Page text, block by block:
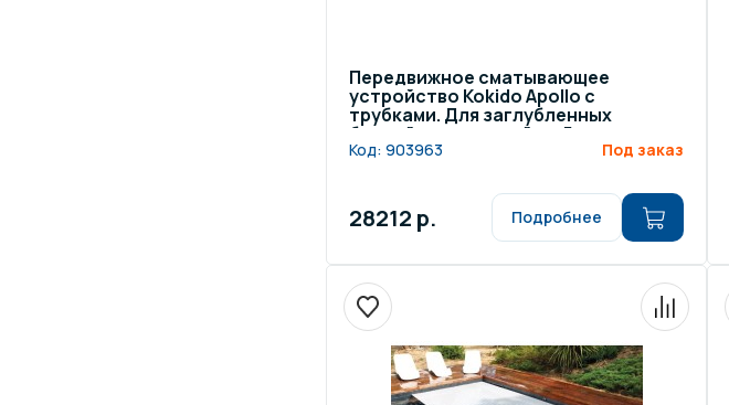
Передвижное сматывающее
устройство Kokido Apollo с
трубками. Для заглубленных
бассейнов шириной до 5 метров.
Код: 903963 Под заказ
28212 р. Подробнее